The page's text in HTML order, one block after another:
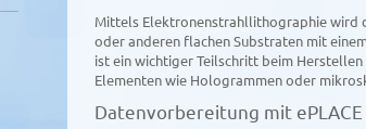
Mittels Elektronenstrahl­lithographie wird
oder anderen flachen Substraten mit
ist ein wichtiger Teilschritt beim
Elementen wie Hologrammen oder
Datenvorbereitung mit ePLACE